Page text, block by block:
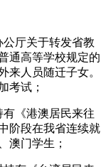
公厅关于转发省教
通高等学校规定的
来人员随迁子女。
考试；
有《港澳居民来往
阶段在我省连续就
澳门学生；